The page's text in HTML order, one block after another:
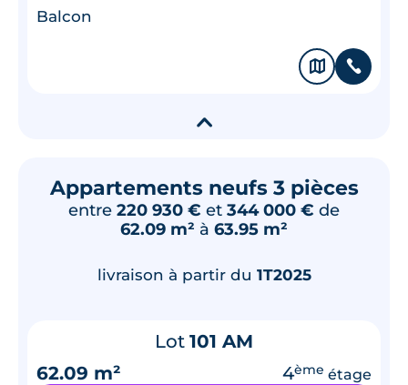
Balcon
🗞 📞
▾
Appartements neufs 3 pièces
entre 220 930 € et 344 000 € de
62.09 m² à 63.95 m²
livraison à partir du 1T2025
Lot 101 AM
62.09 m²
4ème étage